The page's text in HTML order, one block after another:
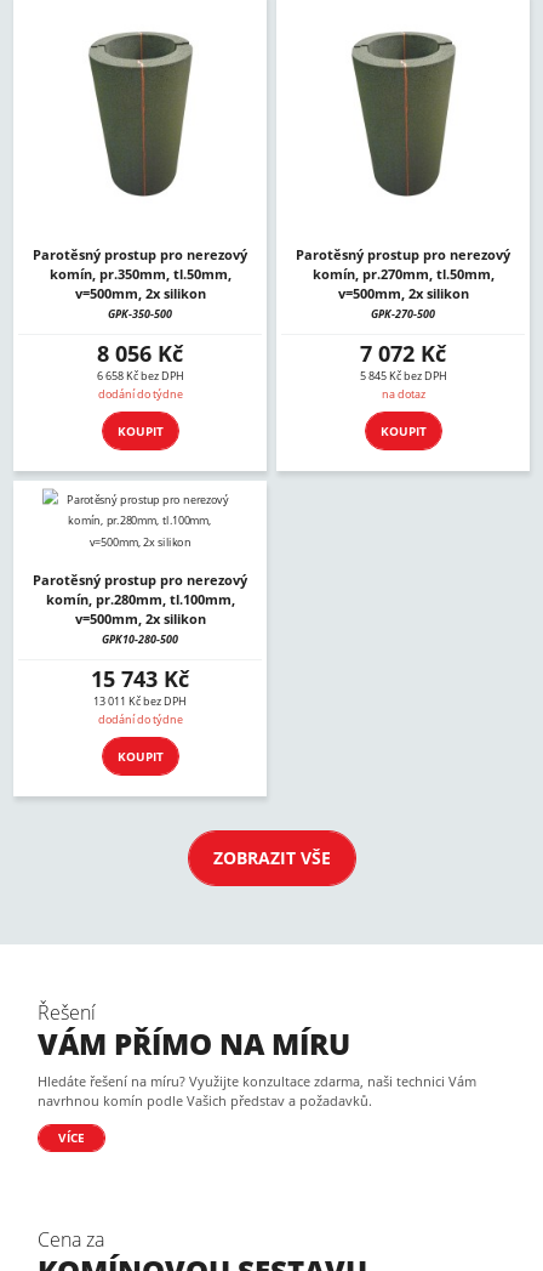
Parotěsný prostup pro nerezový
komín, pr.350mm, tl.50mm,
v=500mm, 2x silikon
GPK-350-500
8 056 Kč
6 658 Kč bez DPH
dodání do týdne
KOUPIT
Parotěsný prostup pro nerezový
komín, pr.270mm, tl.50mm,
v=500mm, 2x silikon
GPK-270-500
7 072 Kč
5 845 Kč bez DPH
na dotaz
KOUPIT
Parotěsný prostup pro nerezový
komín, pr.280mm, tl.100mm,
v=500mm, 2x silikon
GPK10-280-500
15 743 Kč
13 011 Kč bez DPH
dodání do týdne
KOUPIT
ZOBRAZIT VŠE
Řešení
VÁM PŘÍMO NA MÍRU
Hledáte řešení na míru? Využijte konzultace zdarma, naši technici Vám
navrhnou komín podle Vašich představ a požadavků.
VÍCE
Cena za